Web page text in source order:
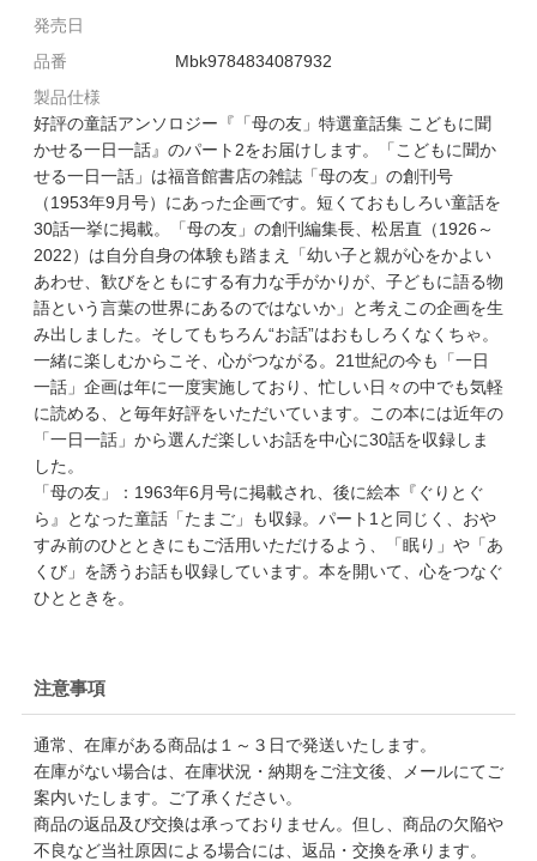
発売日
品番
Mbk9784834087932
製品仕様
好評の童話アンソロジー『「母の友」特選童話集 こどもに聞
かせる一日一話』のパート2をお届けします。「こどもに聞か
せる一日一話」は福音館書店の雑誌「母の友」の創刊号
（1953年9月号）にあった企画です。短くておもしろい童話を
30話一挙に掲載。「母の友」の創刊編集長、松居直（1926～
2022）は自分自身の体験も踏まえ「幼い子と親が心をかよい
あわせ、歓びをともにする有力な手がかりが、子どもに語る物
語という言葉の世界にあるのではないか」と考えこの企画を生
み出しました。そしてもちろん“お話”はおもしろくなくちゃ。
一緒に楽しむからこそ、心がつながる。21世紀の今も「一日
一話」企画は年に一度実施しており、忙しい日々の中でも気軽
に読める、と毎年好評をいただいています。この本には近年の
「一日一話」から選んだ楽しいお話を中心に30話を収録しま
した。
「母の友」：1963年6月号に掲載され、後に絵本『ぐりとぐ
ら』となった童話「たまご」も収録。パート1と同じく、おや
すみ前のひとときにもご活用いただけるよう、「眠り」や「あ
くび」を誘うお話も収録しています。本を開いて、心をつなぐ
ひとときを。
注意事項
通常、在庫がある商品は１～３日で発送いたします。
在庫がない場合は、在庫状況・納期をご注文後、メールにてご
案内いたします。ご了承ください。
商品の返品及び交換は承っておりません。但し、商品の欠陥や
不良など当社原因による場合には、返品・交換を承ります。